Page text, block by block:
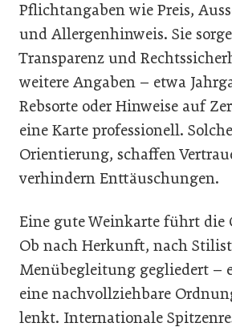
Pflichtangaben wie Preis,
und Allergenhinweis. Sie
Transparenz und
weitere Angaben – etwa
Rebsorte oder Hinweise auf
eine Karte professionell.
Orientierung, schaffen
verhindern Enttäuschungen.
Eine gute Weinkarte führt die
Ob nach Herkunft, nach
Menübegleitung gegliedert –
eine nachvollziehbare
lenkt. Internationale